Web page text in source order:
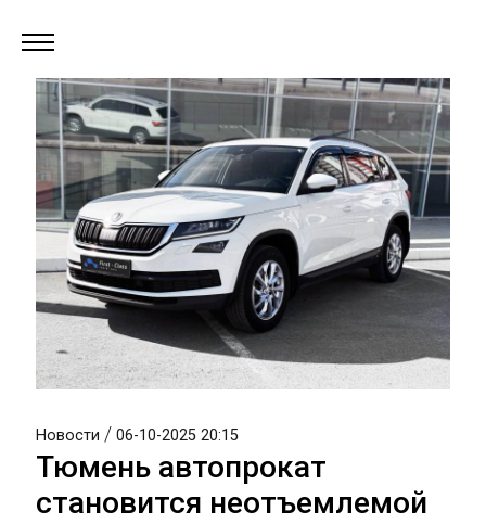
Новости / 06-10-2025 20:15
Тюмень автопрокат
становится неотъемлемой